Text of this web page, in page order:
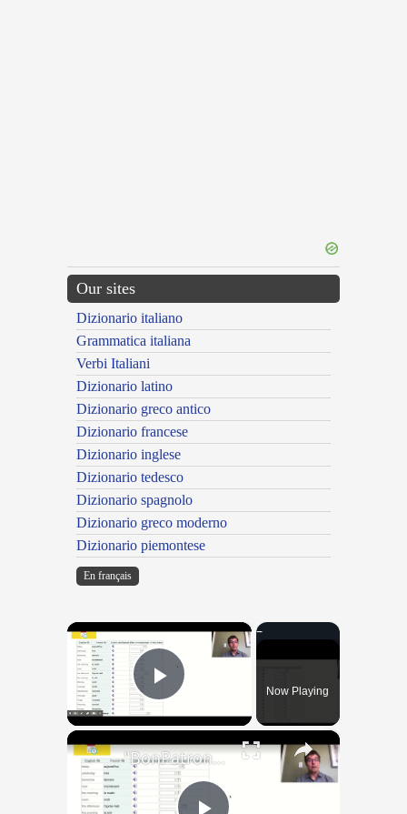
Our sites
Dizionario italiano
Grammatica italiana
Verbi Italiani
Dizionario latino
Dizionario greco antico
Dizionario francese
Dizionario inglese
Dizionario tedesco
Dizionario spagnolo
Dizionario greco moderno
Dizionario piemontese
En français
×
Play VideoNow Playing
×
"BonPatron" Vocabulary Guide: Dates and Times